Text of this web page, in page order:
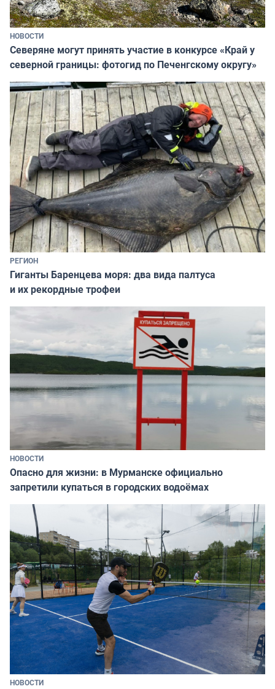
НОВОСТИ
Северяне могут принять участие в конкурсе «Край у
северной границы: фотогид по Печенгскому округу»
РЕГИОН
Гиганты Баренцева моря: два вида палтуса
и их рекордные трофеи
НОВОСТИ
Опасно для жизни: в Мурманске официально
запретили купаться в городских водоёмах
НОВОСТИ